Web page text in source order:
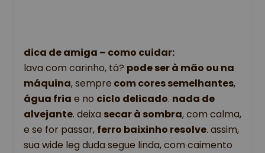
dica de amiga – como cuidar:
lava com carinho, tá? pode ser à mão ou na
máquina, sempre com cores semelhantes
água fria e no ciclo delicado. nada de
alvejante. deixa secar à sombra, com calma,
e se for passar, ferro baixinho resolve. assim,
sua wide leg duda segue linda, com caimento